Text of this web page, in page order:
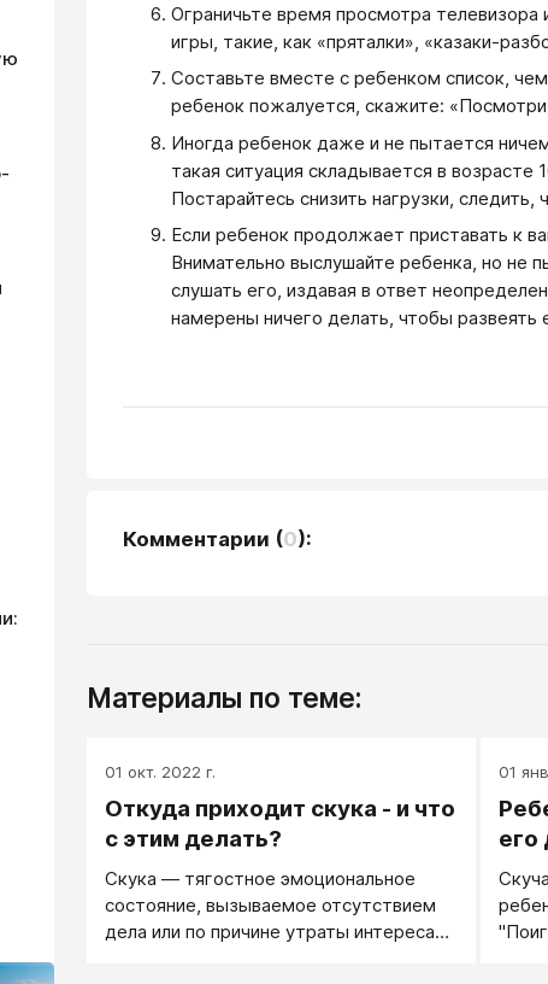
Ограничьте время просмотра
игры, такие, как «пряталки», «казаки-
Составьте вместе с ребенком список,
ребенок пожалуется, скажите:
Иногда ребенок даже и не пытается
такая ситуация складывается в возрасте
Постарайтесь снизить нагрузки,
Если ребенок продолжает приставать к
Внимательно выслушайте ребенка, но не
слушать его, издавая в ответ
намерены ничего делать, чтобы развеять
Комментарии (0):
Материалы по теме:
01 окт. 2022 г.
Откуда приходит скука - и что
с этим делать?
Скука — тягостное эмоциональное
состояние, вызываемое отсутствием
дела или по причине утраты интереса
01
его